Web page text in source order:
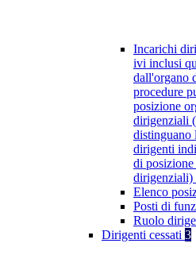
Incarichi
ivi inclusi
dall'organo
procedure
posizione
dirigenziali
distinguano
dirigenti
di
dirigenziali)
Elenco
Posti di
Ruolo
Dirigenti cessati 3